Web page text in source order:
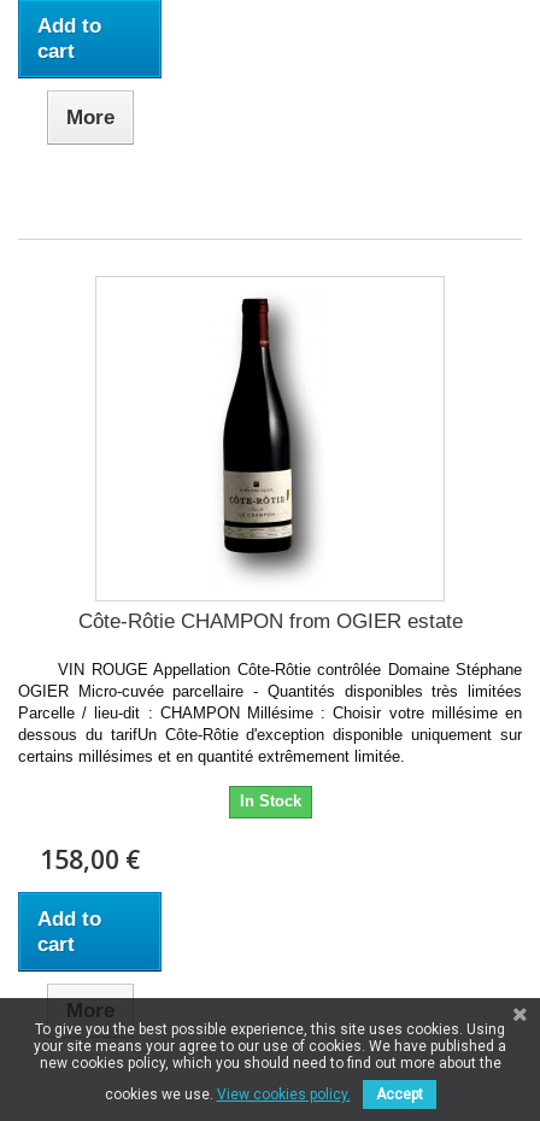
Add to
cart
More
Côte-Rôtie CHAMPON from OGIER estate
VIN ROUGE Appellation Côte-Rôtie contrôlée Domaine Stéphane
OGIER Micro-cuvée parcellaire - Quantités disponibles très limitées
Parcelle / lieu-dit : CHAMPON Millésime : Choisir votre millésime en
dessous du tarifUn Côte-Rôtie d'exception disponible uniquement sur
certains millésimes et en quantité extrêmement limitée.
In Stock
158,00 €
Add to
cart
More
To give you the best possible experience, this site uses cookies. Using
your site means your agree to our use of cookies. We have published a
new cookies policy, which you should need to find out more about the
cookies we use. View cookies policy. Accept